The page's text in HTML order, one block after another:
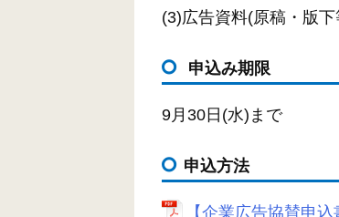
(3)広告資料(原稿・版
申込み期限
9月30日(水)まで
申込方法
【企業広告協賛申込